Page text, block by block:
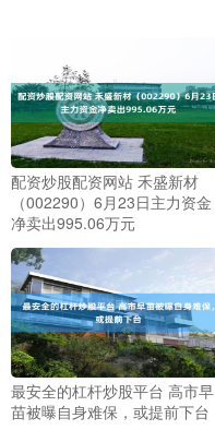
配资炒股配资网站 禾盛新材
（002290）6月23日主力资金
净卖出995.06万元
最安全的杠杆炒股平台 高市早
苗被曝自身难保，或提前下台